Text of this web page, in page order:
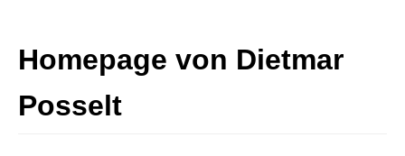
Homepage von Dietmar
Posselt